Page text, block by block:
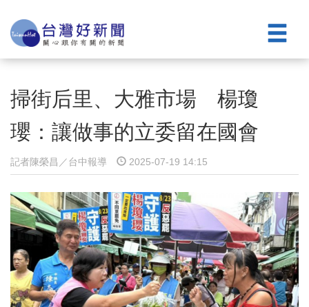
掃街后里、大雅市場 楊瓊
瓔：讓做事的立委留在國會
記者陳榮昌／台中報導 2025-07-19 14:15